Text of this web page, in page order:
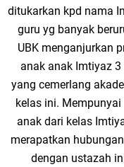
ditukarkan kpd nama
guru yg banyak
UBK menganjurkan
anak anak Imtiyaz
yang cemerlang
kelas ini.
anak dari kelas
merapatkan
dengan ustazah